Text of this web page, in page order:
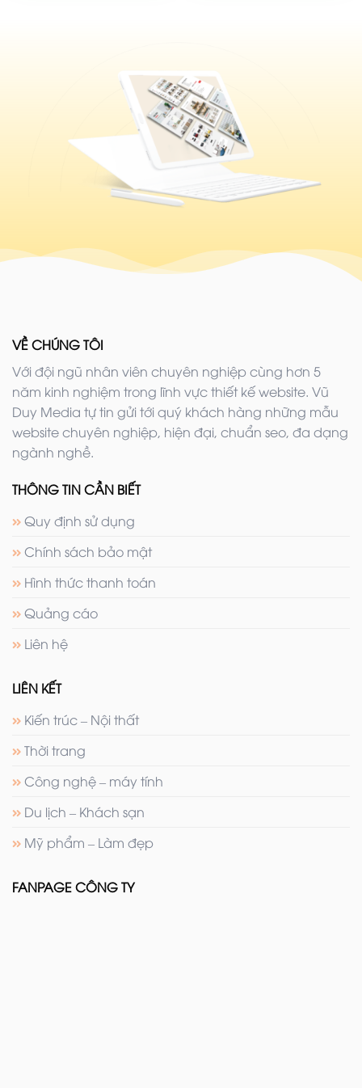
VỀ CHÚNG TÔI
Với đội ngũ nhân viên chuyên nghiệp cùng hơn 5
năm kinh nghiệm trong lĩnh vực thiết kế website. Vũ
Duy Media tự tin gửi tới quý khách hàng những mẫu
website chuyên nghiệp, hiện đại, chuẩn seo, đa dạng
ngành nghề.
THÔNG TIN CẦN BIẾT
Quy định sử dụng
Chính sách bảo mật
Hình thức thanh toán
Quảng cáo
Liên hệ
LIÊN KẾT
Kiến trúc – Nội thất
Thời trang
Công nghệ – máy tính
Du lịch – Khách sạn
Mỹ phẩm – Làm đẹp
FANPAGE CÔNG TY